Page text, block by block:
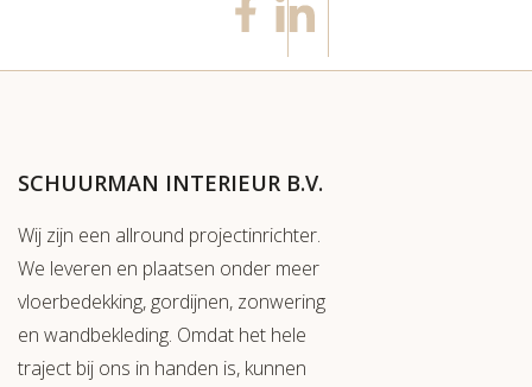
SCHUURMAN INTERIEUR B.V.
Wij zijn een allround projectinrichter.
We leveren en plaatsen onder meer
vloerbedekking, gordijnen, zonwering
en wandbekleding. Omdat het hele
traject bij ons in handen is, kunnen